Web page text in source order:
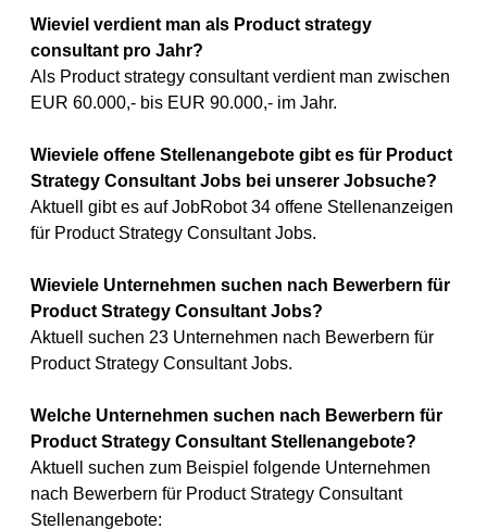
Wieviel verdient man als Product strategy
consultant pro Jahr?
Als Product strategy consultant verdient man zwischen
EUR 60.000,- bis EUR 90.000,- im Jahr.
Wieviele offene Stellenangebote gibt es für Product
Strategy Consultant Jobs bei unserer Jobsuche?
Aktuell gibt es auf JobRobot 34 offene Stellenanzeigen
für Product Strategy Consultant Jobs.
Wieviele Unternehmen suchen nach Bewerbern für
Product Strategy Consultant Jobs?
Aktuell suchen 23 Unternehmen nach Bewerbern für
Product Strategy Consultant Jobs.
Welche Unternehmen suchen nach Bewerbern für
Product Strategy Consultant Stellenangebote?
Aktuell suchen zum Beispiel folgende Unternehmen
nach Bewerbern für Product Strategy Consultant
Stellenangebote: